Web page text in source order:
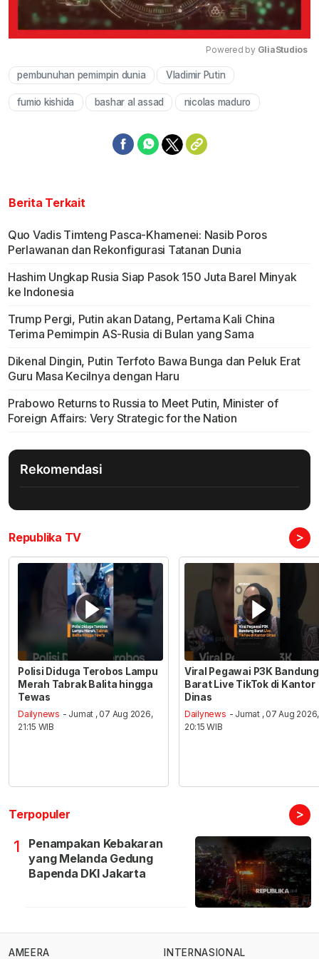
Powered by GliaStudios
pembunuhan pemimpin dunia Vladimir Putin
fumio kishida bashar al assad nicolas maduro
Berita Terkait
Quo Vadis Timteng Pasca-Khamenei: Nasib Poros
Perlawanan dan Rekonfigurasi Tatanan Dunia
Hashim Ungkap Rusia Siap Pasok 150 Juta Barel Minyak
ke Indonesia
Trump Pergi, Putin akan Datang, Pertama Kali China
Terima Pemimpin AS-Rusia di Bulan yang Sama
Dikenal Dingin, Putin Terfoto Bawa Bunga dan Peluk Erat
Guru Masa Kecilnya dengan Haru
Prabowo Returns to Russia to Meet Putin, Minister of
Foreign Affairs: Very Strategic for the Nation
Rekomendasi
Republika TV >
Polisi Diduga Terobos Lampu
Merah Tabrak Balita hingga
Tewas
Dailynews - Jumat , 07 Aug 2026,
21:15 WIB
Viral Pegawai P3K Bandung
Barat Live TikTok di Kantor
Dinas
Dailynews - Jumat , 07 Aug 2026,
20:15 WIB
Terpopuler >
1
Penampakan Kebakaran
yang Melanda Gedung
Bapenda DKI Jakarta
AMEERA INTERNASIONAL